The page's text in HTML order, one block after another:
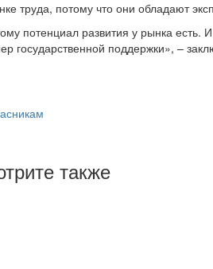
труда, потому что они обладают
потенциал развития у рынка есть.
государственной поддержки», –
также